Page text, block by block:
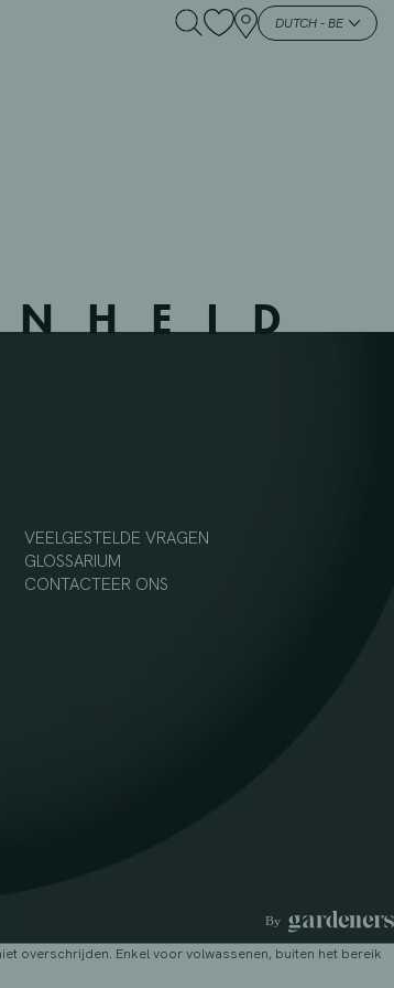
DUTCH - BE
VI –
VEELGESTELDE VRAGEN
GLOSSARIUM
CONTACTEER ONS
overschrijden. Enkel voor volwassenen, buiten het bereik